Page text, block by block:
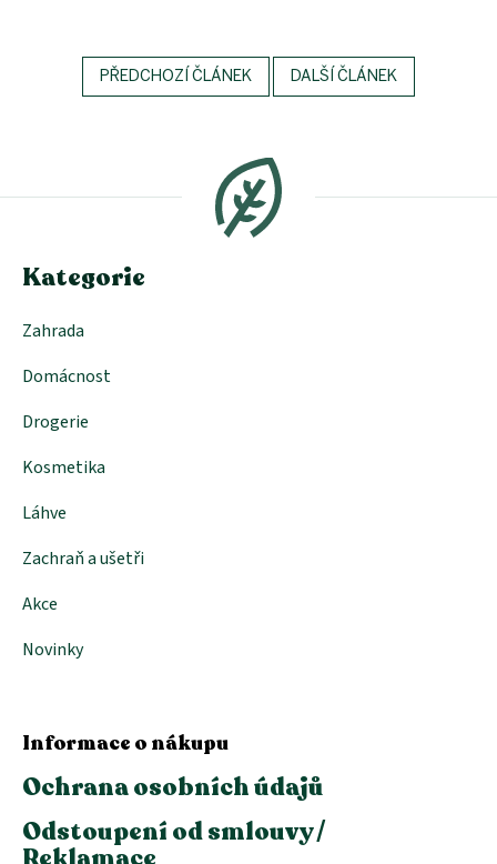
PŘEDCHOZÍ ČLÁNEK DALŠÍ ČLÁNEK
a
Kategorie
Zahrada
Domácnost
Drogerie
Kosmetika
Láhve
Zachraň a ušetři
Akce
Novinky
Informace o nákupu
Ochrana osobních údajů
Odstoupení od smlouvy /